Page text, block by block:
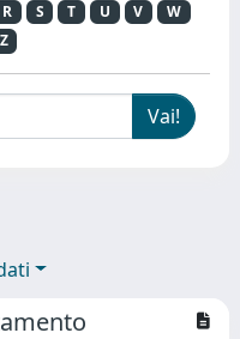
R S T U V
W
Z